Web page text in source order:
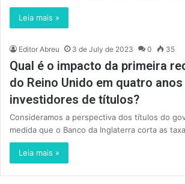
Leia mais »
Editor Abreu 3 de July de 2023 0 35
Qual é o impacto da primeira
do Reino Unido em quatro
investidores de títulos?
Consideramos a perspectiva dos títulos do
medida que o Banco da Inglaterra corta as
Leia mais »